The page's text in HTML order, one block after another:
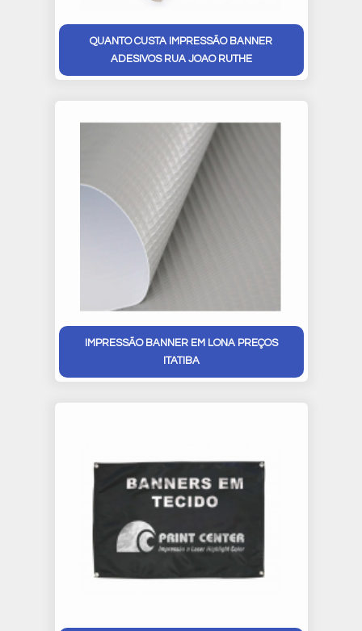
QUANTO CUSTA IMPRESSÃO BANNER
ADESIVOS RUA JOAO RUTHE
IMPRESSÃO BANNER EM LONA PREÇOS
ITATIBA